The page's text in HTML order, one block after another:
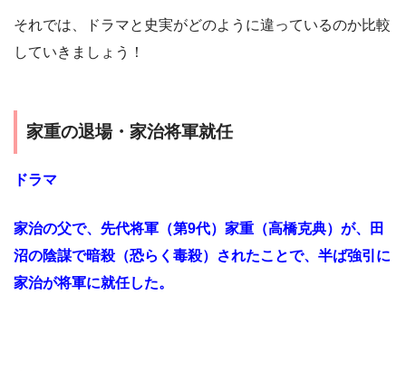
それでは、ドラマと史実がどのように違っているのか比較
していきましょう！
家重の退場・家治将軍就任
ドラマ
家治の父で、先代将軍（第9代）家重（高橋克典）が、田
沼の陰謀で暗殺（恐らく毒殺）されたことで、半ば強引に
家治が将軍に就任した。